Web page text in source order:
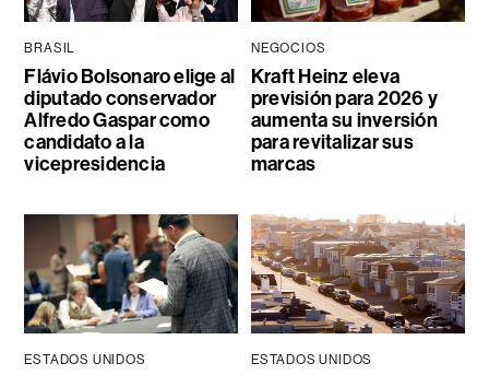
BRASIL
Flávio Bolsonaro elige al
diputado conservador
Alfredo Gaspar como
candidato a la
vicepresidencia
NEGOCIOS
Kraft Heinz eleva
previsión para 2026 y
aumenta su inversión
para revitalizar sus
marcas
ESTADOS UNIDOS ESTADOS UNIDOS